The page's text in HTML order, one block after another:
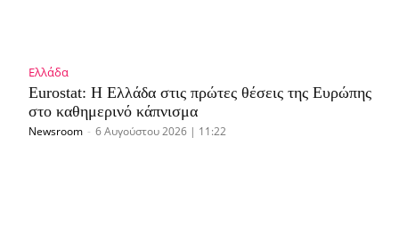
Ελλάδα
Eurostat: Η Ελλάδα στις πρώτες θέσεις της Ευρώπης
στο καθημερινό κάπνισμα
Newsroom - 6 Αυγούστου 2026 | 11:22